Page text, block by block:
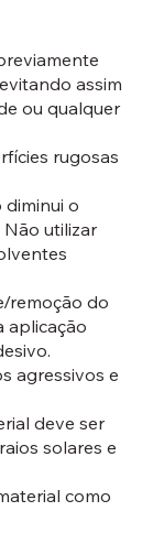
assim
ou qualquer
rugosas
diminui o
utilizar
remoção do
aplicação
agressivos e
deve ser
solares e
como